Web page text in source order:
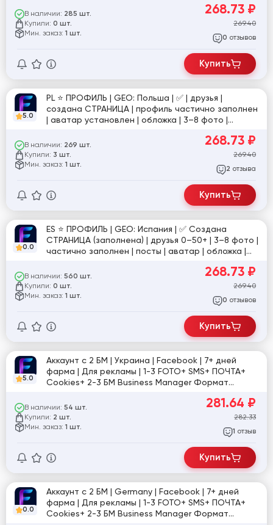
дней | фото для подтверждения в комплекте | №1
В наличии: 285 шт.
Купили: 0 шт.
Мин. заказ: 1 шт.
268.73 ₽
269.40
0 отзывов
Купить
5.0
PL ⭐️ ПРОФИЛЬ | GEO: Польша | ✅ | друзья |
создана СТРАНИЦА | профиль частично заполнен
| аватар установлен | обложка | 3–8 фото |
подготовка | фото для подтверждения в
комплекте | №tru
В наличии: 269 шт.
Купили: 3 шт.
Мин. заказ: 1 шт.
268.73 ₽
269.40
2 отзыва
Купить
0.0
ES ⭐️ ПРОФИЛЬ | GEO: Испания | ✅ Создана
СТРАНИЦА (заполнена) | друзья 0–50+ | 3–8 фото |
частично заполнен | посты | аватар | обложка |
подготовка 5 дней | фото для подтверждения в
комплекте | №2
В наличии: 560 шт.
Купили: 0 шт.
Мин. заказ: 1 шт.
268.73 ₽
269.40
0 отзывов
Купить
5.0
Аккаунт с 2 БМ | Украина | Facebook | 7+ дней
фарма | Для рекламы | 1-3 FOTO+ SMS+ ПОЧТА+
Cookies+ 2-3 БМ Business Manager Формат
В наличии: 54 шт.
Купили: 2 шт.
Мин. заказ: 1 шт.
281.64 ₽
282.33
1 отзыв
Купить
0.0
Аккаунт с 2 БМ | Germany | Facebook | 7+ дней
фарма | Для рекламы | 1-3 FOTO+ SMS+ ПОЧТА+
Cookies+ 2-3 БМ Business Manager Формат